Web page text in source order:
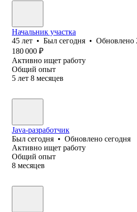
Начальник участка
45 лет • Был сегодня • Обновлено
180 000 ₽
Активно ищет работу
Общий опыт
5 лет 8 месяцев
Java-разработчик
Был сегодня • Обновлено сегодня
Активно ищет работу
Общий опыт
8 месяцев